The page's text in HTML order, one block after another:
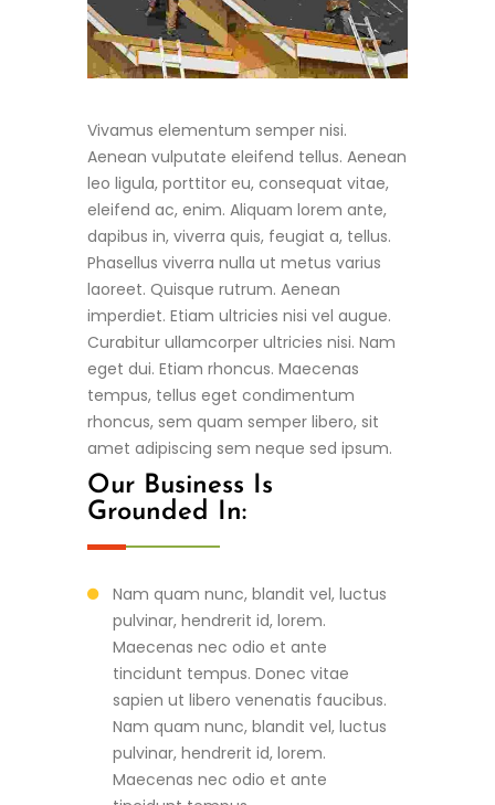
Vivamus elementum semper nisi.
leo ligula, porttitor eu, consequat vitae,
eleifend ac, enim. Aliquam lorem ante,
dapibus in, viverra quis, feugiat a, tellus.
Phasellus viverra nulla ut metus varius
laoreet. Quisque rutrum. Aenean
imperdiet. Etiam ultricies nisi vel augue.
Curabitur ullamcorper ultricies nisi. Nam
eget dui. Etiam rhoncus. Maecenas
tempus, tellus eget condimentum
rhoncus, sem quam semper libero, sit
amet adipiscing sem neque sed ipsum.
Our Business Is
Grounded In:
Nam quam nunc, blandit vel, luctus
Maecenas nec odio et ante
tincidunt tempus. Donec vitae
sapien ut libero venenatis faucibus.
Nam quam nunc, blandit vel, luctus
pulvinar, hendrerit id, lorem.
Maecenas nec odio et ante
tincidunt tempus.
Nam quam nunc, blandit vel, luctus